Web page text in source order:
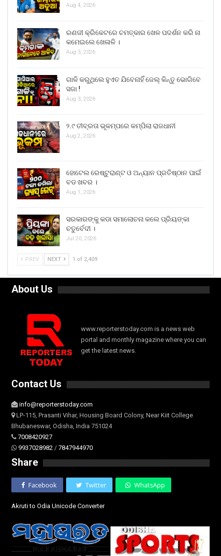
Aug 4, 2026
ରଣଜୀ କ୍ରିକେଟରେ ଚମତ୍କାର ଖେଳ ପଦର୍ଶନ କରି ନା
କମେଇଲେ ଖେଳାଳି ।
Aug 3, 2026
ଗାଳି କରୁଥିଲେ ହୁଏତ ଯିବେନାହିଁ ଜେଲ୍ କିନ୍ତୁ ଭୋଗିବେ
ସଜା !
Aug 3, 2026
୨.୯ ତୀବ୍ରତା ଭୂକମ୍ପରେ କମ୍ପିଲା ରାଜଧାନୀ
Aug 2, 2026
ହୋଟେଲ ରେଷ୍ଟୁରାଣ୍ଟ ଓ ଅନ୍ୟାନ ପ୍ରତିଷ୍ଠାନ ପାଇଁ
ବଡ ଖବର ।
Aug 1, 2026
ସରକାରଙ୍କୁ କଡା ସମାଲୋଚନା କଲେ ପ୍ରିୟଙ୍କା
ଚତୁର୍ବେଦୀ ।
Jul 20, 2026
PREV NEXT 1 of 2,409
About Us
www.reporterstoday.com is a news web
portal and monthly magazine where you can
get the latest news.
Contact Us
info@reporterstoday.com
LP-115, Prasanti Vihar, Housing Board Colony, Near Kiit College
Bhubaneswar, Odisha, India 751024
7008420927
9937028982 / 7847944970
Share
Facebook Twitter WhatsApp
Akruti to Odia Unicode Converter